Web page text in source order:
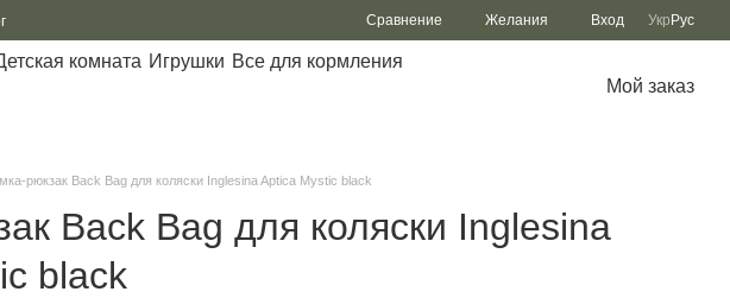
Сравнение Желания Вход Укр Рус
комната Игрушки Все для кормления
Мой заказ
рюкзак Back Bag для коляски Inglesina Aptica Mystic black
Back Bag для коляски Inglesina
black